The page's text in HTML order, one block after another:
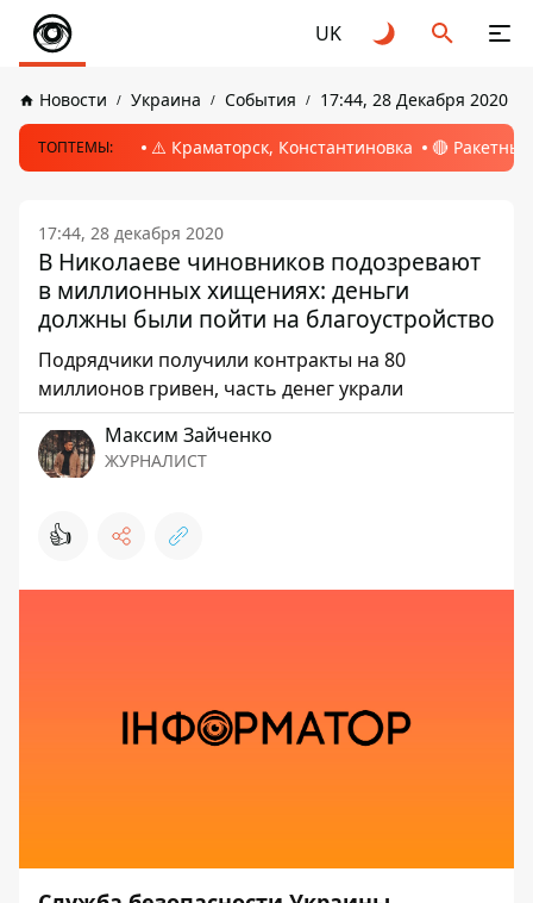
UK
Новости Украина События 17:44, 28 Декабря 2020
ТОПТЕМЫ: ⚠️ Краматорск, Константиновка 🔴
17:44, 28 декабря 2020
В Николаеве чиновников подозревают
в миллионных хищениях: деньги
должны были пойти на благоустройство
Подрядчики получили контракты на 80
миллионов гривен, часть денег украли
Максим Зайченко
ЖУРНАЛИСТ
👍